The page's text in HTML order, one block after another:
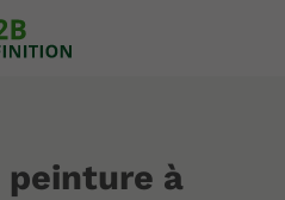
peinture à